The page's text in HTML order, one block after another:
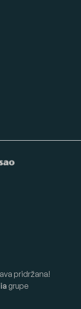
pridržana!
grupe